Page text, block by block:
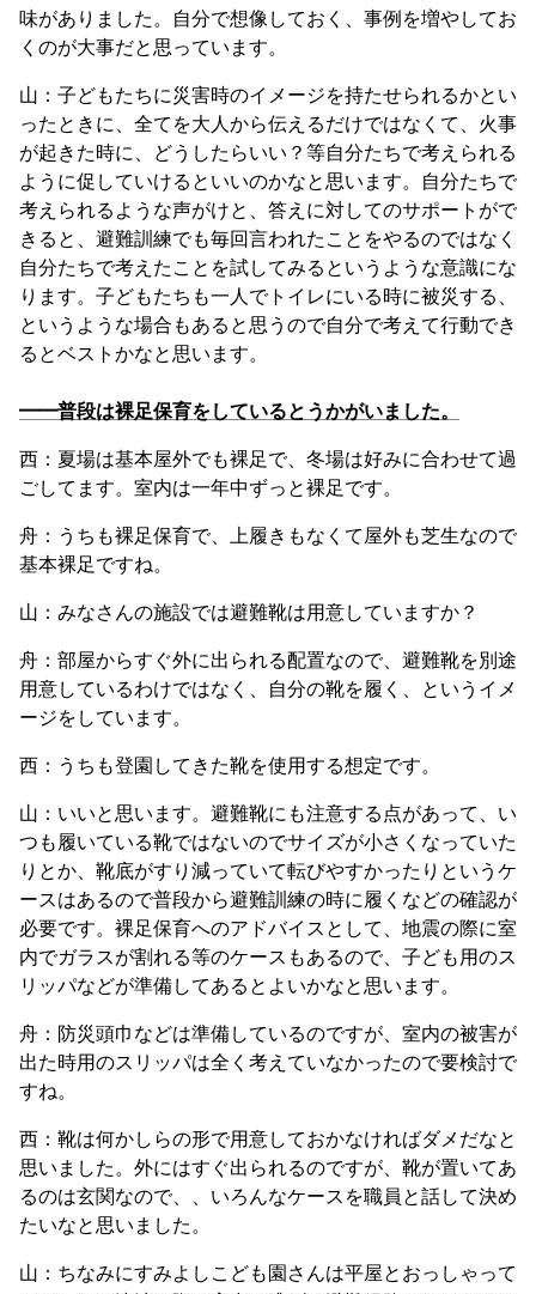
味がありました。自分で想像しておく、事例を増やしてお
くのが大事だと思っています。
山：子どもたちに災害時のイメージを持たせられるかとい
ったときに、全てを大人から伝えるだけではなくて、火事
が起きた時に、どうしたらいい？等自分たちで考えられる
ように促していけるといいのかなと思います。自分たちで
考えられるような声がけと、答えに対してのサポートがで
きると、避難訓練でも毎回言われたことをやるのではなく
自分たちで考えたことを試してみるというような意識にな
ります。子どもたちも一人でトイレにいる時に被災する、
というような場合もあると思うので自分で考えて行動でき
るとベストかなと思います。
━━普段は裸足保育をしているとうかがいました。
西：夏場は基本屋外でも裸足で、冬場は好みに合わせて過
ごしてます。室内は一年中ずっと裸足です。
舟：うちも裸足保育で、上履きもなくて屋外も芝生なので
基本裸足ですね。
山：みなさんの施設では避難靴は用意していますか？
舟：部屋からすぐ外に出られる配置なので、避難靴を別途
用意しているわけではなく、自分の靴を履く、というイメ
ージをしています。
西：うちも登園してきた靴を使用する想定です。
山：いいと思います。避難靴にも注意する点があって、い
つも履いている靴ではないのでサイズが小さくなっていた
りとか、靴底がすり減っていて転びやすかったりというケ
ースはあるので普段から避難訓練の時に履くなどの確認が
必要です。裸足保育へのアドバイスとして、地震の際に室
内でガラスが割れる等のケースもあるので、子ども用のス
リッパなどが準備してあるとよいかなと思います。
舟：防災頭巾などは準備しているのですが、室内の被害が
出た時用のスリッパは全く考えていなかったので要検討で
すね。
西：靴は何かしらの形で用意しておかなければダメだなと
思いました。外にはすぐ出られるのですが、靴が置いてあ
るのは玄関なので、、いろんなケースを職員と話して決め
たいなと思いました。
山：ちなみにすみよしこども園さんは平屋とおっしゃって